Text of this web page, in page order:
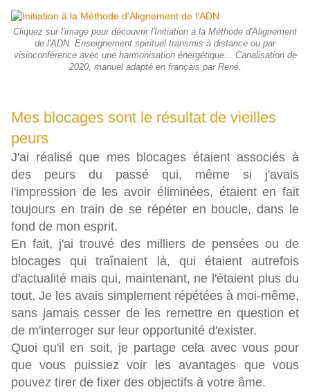
Cliquez sur l'image pour découvrir l'Initiation à la Méthode d'Alignement
de l'ADN. Enseignement spirituel transmis à distance ou par
visioconférence avec une harmonisation énergétique... Canalisation de
2020, manuel adapté en français par René.
Mes blocages sont le résultat de vieilles
peurs
J'ai réalisé que mes blocages étaient associés à
des peurs du passé qui, même si j'avais
l'impression de les avoir éliminées, étaient en fait
toujours en train de se répéter en boucle, dans le
fond de mon esprit.
En fait, j'ai trouvé des milliers de pensées ou de
blocages qui traînaient là, qui étaient autrefois
d'actualité mais qui, maintenant, ne l'étaient plus du
tout. Je les avais simplement répétées à moi-même,
sans jamais cesser de les remettre en question et
de m'interroger sur leur opportunité d'exister.
Quoi qu'il en soit, je partage cela avec vous pour
que vous puissiez voir les avantages que vous
pouvez tirer de fixer des objectifs à votre âme.